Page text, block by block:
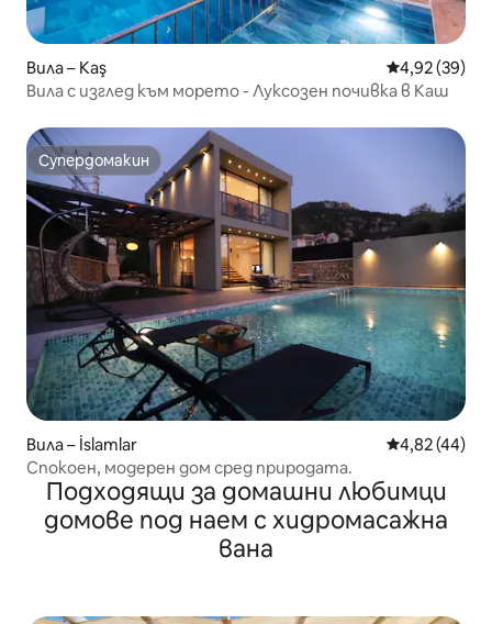
Вила – Kaş Средна
4,92 (39)
Вила с изглед към морето - Луксозен почивка в Каш
Супердомакин
Супердомакин
Вила – İslamlar Средна
4,82 (44)
Спокоен, модерен дом сред природата.
Подходящи за домашни любимци
домове под наем с хидромасажна
вана